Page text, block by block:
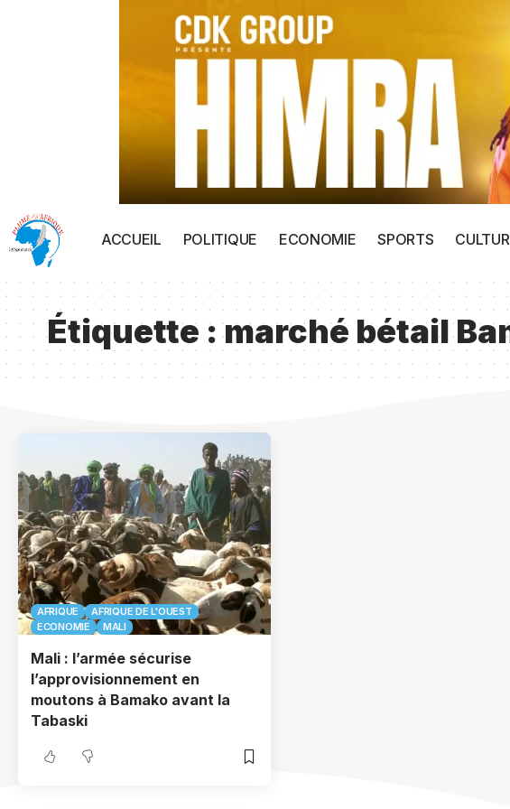
ACCUEIL POLITIQUE ECONOMIE SPORTS
Étiquette :marché bétail
AFRIQUE
AFRIQUE DE L'OUEST
ECONOMIE
MALI
Mali : l’armée sécurise
l’approvisionnement en
moutons à Bamako avant la
Tabaski